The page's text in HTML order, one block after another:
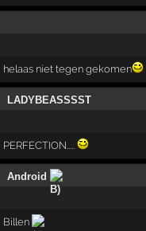
helaas niet tegen gekomen
LADYBEASSSST
PERFECTION.....
Android
Billen